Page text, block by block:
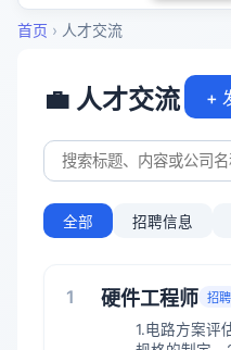
首页 › 人才交流
💼 人才交流 +
全部 招聘信息
1 硬件工程师 招聘
1.电路方案评